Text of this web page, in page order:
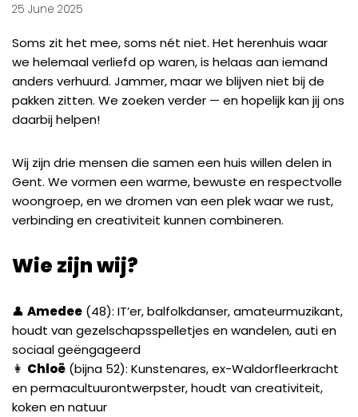
25 June 2025
Soms zit het mee, soms nét niet. Het herenhuis waar
we helemaal verliefd op waren, is helaas aan iemand
anders verhuurd. Jammer, maar we blijven niet bij de
pakken zitten. We zoeken verder — en hopelijk kan jij ons
daarbij helpen!
Wij zijn drie mensen die samen een huis willen delen in
Gent. We vormen een warme, bewuste en respectvolle
woongroep, en we dromen van een plek waar we rust,
verbinding en creativiteit kunnen combineren.
Wie zijn wij?
👤 Amedee (48): IT’er, balfolkdanser, amateurmuzikant,
houdt van gezelschapsspelletjes en wandelen, auti en
sociaal geëngageerd
👩 Chloë (bijna 52): Kunstenares, ex-Waldorfleerkracht
en permacultuurontwerpster, houdt van creativiteit,
koken en natuur